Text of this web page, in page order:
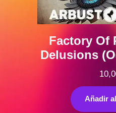
Factory Of
Delusions
Añadir